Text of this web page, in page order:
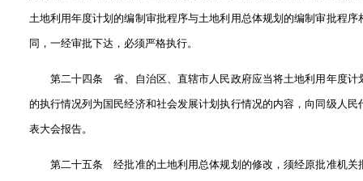
土地利用年度计划的编制审批程序与土地利用总体规划的编制审批程序
同，一经审批下达，必须严格执行。
第二十四条 省、自治区、直辖市人民政府应当将土地利用年度计
的执行情况列为国民经济和社会发展计划执行情况的内容，向同级人民
表大会报告。
第二十五条 经批准的土地利用总体规划的修改，须经原批准机关